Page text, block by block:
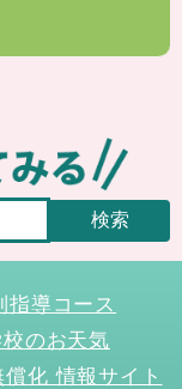
指導コース
のお天気
化 情報サイト